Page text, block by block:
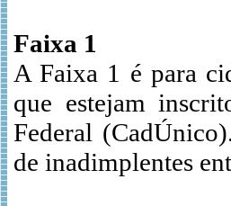
Faixa 1
A Faixa 1 é para
que estejam
Federal
de inadimplentes